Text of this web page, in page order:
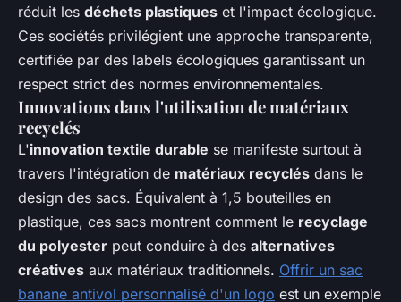
réduit les déchets plastiques et l'impact écologique.
Ces sociétés privilégient une approche transparente,
certifiée par des labels écologiques garantissant un
respect strict des normes environnementales.
Innovations dans l'utilisation de matériaux
recyclés
L'innovation textile durable se manifeste surtout à
travers l'intégration de matériaux recyclés dans le
design des sacs. Équivalent à 1,5 bouteilles en
plastique, ces sacs montrent comment le recyclage
du polyester peut conduire à des alternatives
créatives aux matériaux traditionnels. Offrir un sac
banane antivol personnalisé d'un logo est un exemple